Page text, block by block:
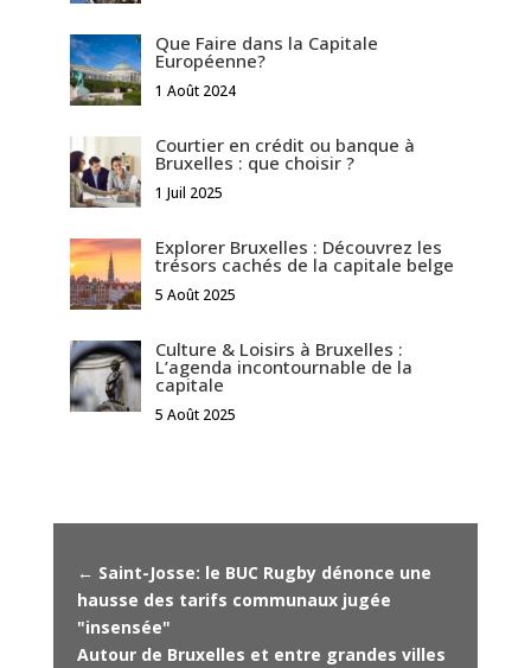
Que Faire dans la Capitale
Européenne?
1 Août 2024
Courtier en crédit ou banque à
Bruxelles : que choisir ?
1 Juil 2025
Explorer Bruxelles : Découvrez les
trésors cachés de la capitale belge
5 Août 2025
Culture & Loisirs à Bruxelles :
L’agenda incontournable de la
capitale
5 Août 2025
← Saint-Josse: le BUC Rugby dénonce une
hausse des tarifs communaux jugée
"insensée"
Autour de Bruxelles et entre grandes villes